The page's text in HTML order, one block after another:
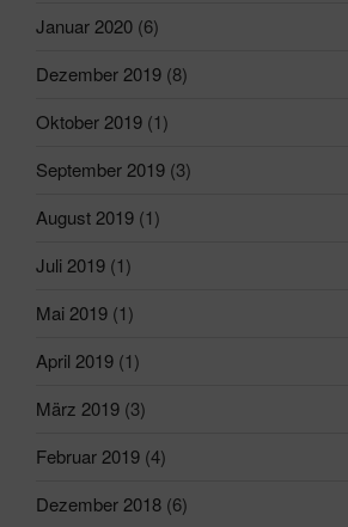
Januar 2020 (6)
Dezember 2019 (8)
Oktober 2019 (1)
September 2019 (3)
August 2019 (1)
Juli 2019 (1)
Mai 2019 (1)
April 2019 (1)
März 2019 (3)
Februar 2019 (4)
Dezember 2018 (6)